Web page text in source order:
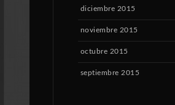
diciembre 2015
noviembre 2015
octubre 2015
septiembre 2015